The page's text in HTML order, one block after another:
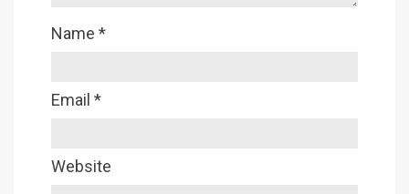
Name *
Email *
Website